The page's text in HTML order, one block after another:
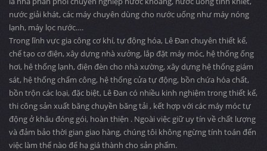
nước giải khát, các máy chuyên dùng cho nước uống như máy nóng
lạnh, máy lọc nước….
Trong lĩnh vực gia công cơ khí, tự động hóa, Lê Đan chuyên thiết kế,
chế tạo cơ điện, xây dựng nhà xưởng, lắp đặt máy móc, hệ thống ống
hơi, hệ thống lạnh, điện đèn cho nhà xường, xây dựng hệ thống giám
sát, hệ thống chấm công, hệ thống cửa tự động, bồn chứa hóa chất,
bồn trộn các loại, đặc biệt, Lê Đan có nhiều kinh nghiệm trong thiết kế,
thi công sản xuất băng chuyền băng tải , kết hợp với các máy móc tự
động ở khâu đóng gói, hoàn thiện . Ngoài việc giữ uy tín về chất lượng
và đảm bảo thời gian giao hàng, chúng tôi không ngừng tính toán đến
việc làm thế nào để hạ giá thành cho sản phẩm.